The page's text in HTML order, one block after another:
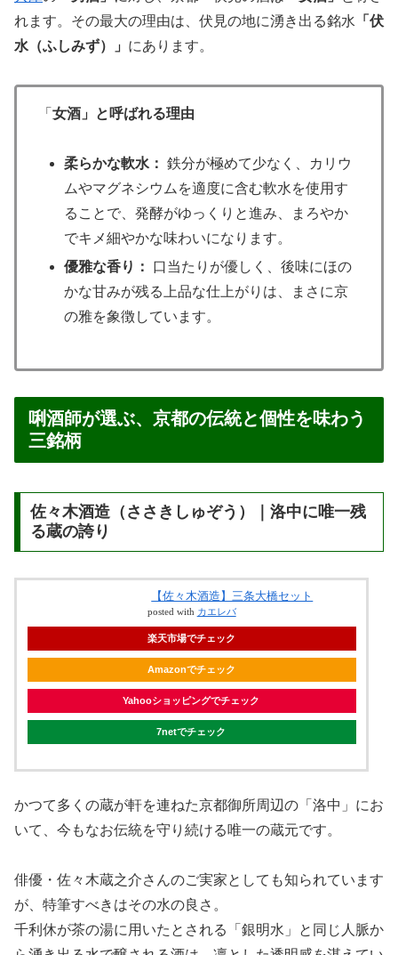
れます。その最大の理由は、伏見の地に湧き出る銘水 「伏
水（ふしみず）」 にあります。
「 女酒」と呼ばれる理由
柔らかな軟水： 鉄分が極めて少なく、カリウ
ムやマグネシウムを適度に含む軟水を使用す
ることで、発酵がゆっくりと進み、まろやか
でキメ細やかな味わいになります。
優雅な香り：
口当たりが優しく、後味にほの
かな甘みが残る上品な仕上がりは、まさに京
の雅を象徴しています。
唎酒師が選ぶ、京都の伝統と個性を味わう
三銘柄
佐々木酒造（ささきしゅぞう）｜洛中に唯一残
る蔵の誇り
【佐々木酒造】三条大橋セット
posted with カエレバ
楽天市場でチェック
Amazonでチェック
Yahooショッピングでチェック
7netでチェック
かつて多くの蔵が軒を連ねた京都御所周辺の「洛中」にお
いて、今もなお伝統を守り続ける唯一の蔵元です。
俳優・佐々木蔵之介さんのご実家としても知られています
が、特筆すべきはその水の良さ。
千利休が茶の湯に用いたとされる「銀明水」と同じ人脈か